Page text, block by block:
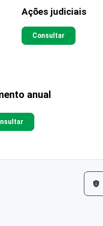
Ações judiciais
Consultar
anual